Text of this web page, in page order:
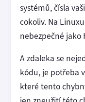
systémů, čísla
cokoliv. Na
nebezpečné jako
A zdaleka se
kódu, je potřeba
které tento